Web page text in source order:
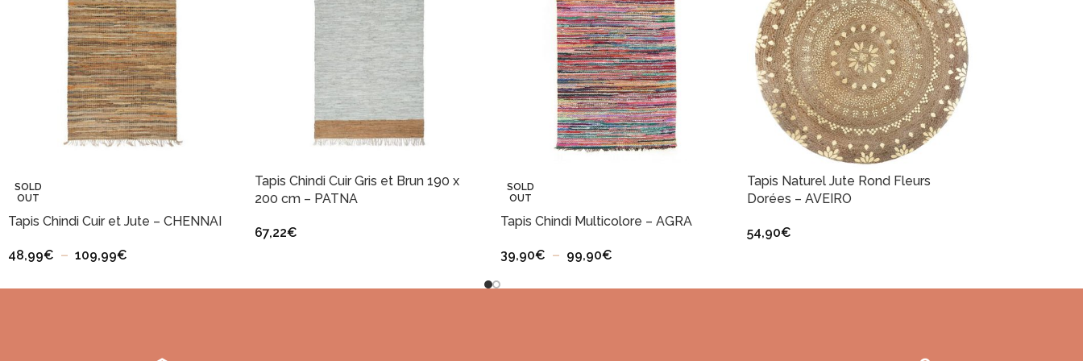
SOLD
OUT
Tapis Chindi Cuir et Jute – CHENNAI
48,99€ – 109,99€
Tapis Chindi Cuir Gris et Brun 190 x
200 cm – PATNA
67,22€
SOLD
OUT
Tapis Chindi Multicolore – AGRA
39,90€ – 99,90€
Tapis Naturel Jute Rond Fleurs
Dorées – AVEIRO
54,90€